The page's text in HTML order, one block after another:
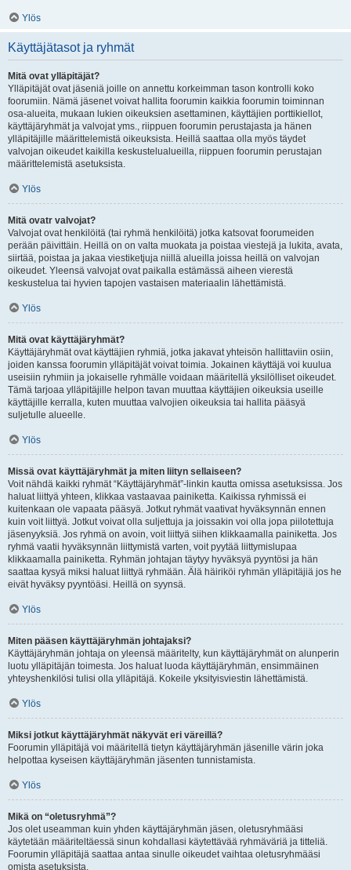
Ylös
Käyttäjätasot ja ryhmät
Mitä ovat ylläpitäjät?
Ylläpitäjät ovat jäseniä joille on annettu korkeimman tason kontrolli koko
foorumiin. Nämä jäsenet voivat hallita foorumin kaikkia foorumin toiminnan
osa-alueita, mukaan lukien oikeuksien asettaminen, käyttäjien porttikiellot,
käyttäjäryhmät ja valvojat yms., riippuen foorumin perustajasta ja hänen
ylläpitäjille määrittelemistä oikeuksista. Heillä saattaa olla myös täydet
valvojan oikeudet kaikilla keskustelualueilla, riippuen foorumin perustajan
määrittelemistä asetuksista.
Ylös
Mitä ovatr valvojat?
Valvojat ovat henkilöitä (tai ryhmä henkilöitä) jotka katsovat foorumeiden
perään päivittäin. Heillä on on valta muokata ja poistaa viestejä ja lukita, avata,
siirtää, poistaa ja jakaa viestiketjuja niillä alueilla joissa heillä on valvojan
oikeudet. Yleensä valvojat ovat paikalla estämässä aiheen vierestä
keskustelua tai hyvien tapojen vastaisen materiaalin lähettämistä.
Ylös
Mitä ovat käyttäjäryhmät?
Käyttäjäryhmät ovat käyttäjien ryhmiä, jotka jakavat yhteisön hallittaviin osiin,
joiden kanssa foorumin ylläpitäjät voivat toimia. Jokainen käyttäjä voi kuulua
useisiin ryhmiin ja jokaiselle ryhmälle voidaan määritellä yksilölliset oikeudet.
Tämä tarjoaa ylläpitäjille helpon tavan muuttaa käyttäjien oikeuksia useille
käyttäjille kerralla, kuten muuttaa valvojien oikeuksia tai hallita pääsyä
suljetulle alueelle.
Ylös
Missä ovat käyttäjäryhmät ja miten liityn sellaiseen?
Voit nähdä kaikki ryhmät “Käyttäjäryhmät”-linkin kautta omissa asetuksissa. Jos
haluat liittyä yhteen, klikkaa vastaavaa painiketta. Kaikissa ryhmissä ei
kuitenkaan ole vapaata pääsyä. Jotkut ryhmät vaativat hyväksynnän ennen
kuin voit liittyä. Jotkut voivat olla suljettuja ja joissakin voi olla jopa piilotettuja
jäsenyyksiä. Jos ryhmä on avoin, voit liittyä siihen klikkaamalla painiketta. Jos
ryhmä vaatii hyväksynnän liittymistä varten, voit pyytää liittymislupaa
klikkaamalla painiketta. Ryhmän johtajan täytyy hyväksyä pyyntösi ja hän
saattaa kysyä miksi haluat liittyä ryhmään. Älä häiriköi ryhmän ylläpitäjiä jos he
eivät hyväksy pyyntöäsi. Heillä on syynsä.
Ylös
Miten pääsen käyttäjäryhmän johtajaksi?
Käyttäjäryhmän johtaja on yleensä määritelty, kun käyttäjäryhmät on alunperin
luotu ylläpitäjän toimesta. Jos haluat luoda käyttäjäryhmän, ensimmäinen
yhteyshenkilösi tulisi olla ylläpitäjä. Kokeile yksityisviestin lähettämistä.
Ylös
Miksi jotkut käyttäjäryhmät näkyvät eri väreillä?
Foorumin ylläpitäjä voi määritellä tietyn käyttäjäryhmän jäsenille värin joka
helpottaa kyseisen käyttäjäryhmän jäsenten tunnistamista.
Ylös
Mikä on “oletusryhmä”?
Jos olet useamman kuin yhden käyttäjäryhmän jäsen, oletusryhmääsi
käytetään määriteltäessä sinun kohdallasi käytettävää ryhmäväriä ja titteliä.
Foorumin ylläpitäjä saattaa antaa sinulle oikeudet vaihtaa oletusryhmääsi
omista asetuksista.